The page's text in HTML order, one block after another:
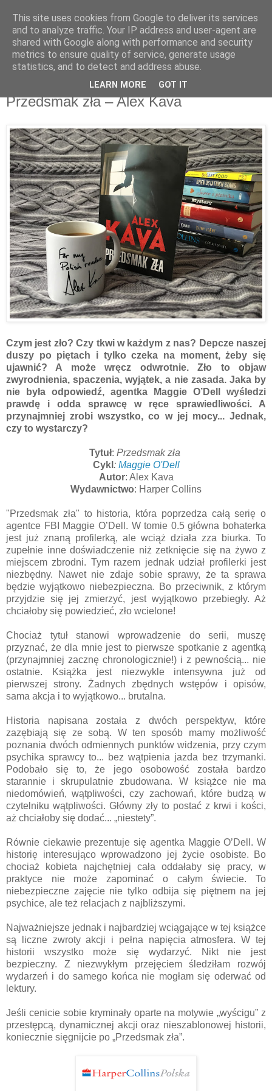
Recenzje na widelcu
Portal kulturalny - książki, recenzje, inspiracje, konkursy.
poniedziałek, 19 marca 2018
Przedsmak zła – Alex Kava
Czym jest zło? Czy tkwi w każdym z nas? Depcze naszej
duszy po piętach i tylko czeka na moment, żeby się
ujawnić? A może wręcz odwrotnie. Zło to objaw
zwyrodnienia, spaczenia, wyjątek, a nie zasada. Jaka by
nie była odpowiedź, agentka Maggie O’Dell wyśledzi
prawdę i odda sprawcę w ręce sprawiedliwości. A
przynajmniej zrobi wszystko, co w jej mocy... Jednak,
czy to wystarczy?
Tytuł: Przedsmak zła
Cykl : Maggie O'Dell
Autor: Alex Kava
Wydawnictwo: Harper Collins
"Przedsmak zła" to historia, która poprzedza całą serię o
agentce FBI Maggie O’Dell. W tomie 0.5 główna bohaterka
jest już znaną profilerką, ale wciąż działa zza biurka. To
zupełnie inne doświadczenie niż zetknięcie się na żywo z
miejscem zbrodni. Tym razem jednak udział profilerki jest
niezbędny. Nawet nie zdaje sobie sprawy, że ta sprawa
będzie wyjątkowo niebezpieczna. Bo przeciwnik, z którym
przyjdzie się jej zmierzyć, jest wyjątkowo przebiegły. Aż
chciałoby się powiedzieć, zło wcielone!
Chociaż tytuł stanowi wprowadzenie do serii, muszę
przyznać, że dla mnie jest to pierwsze spotkanie z agentką
(przynajmniej zacznę chronologicznie!) i z pewnością... nie
ostatnie. Książka jest niezwykle intensywna już od
pierwszej strony. Żadnych zbędnych wstępów i opisów,
sama akcja i to wyjątkowo... brutalna.
Historia napisana została z dwóch perspektyw, które
zazębiają się ze sobą. W ten sposób mamy możliwość
poznania dwóch odmiennych punktów widzenia, przy czym
psychika sprawcy to... bez wątpienia jazda bez trzymanki.
Podobało się to, że jego osobowość została bardzo
starannie i skrupulatnie zbudowana. W książce nie ma
niedomówień, wątpliwości, czy zachowań, które budzą w
czytelniku wątpliwości. Główny zły to postać z krwi i kości,
aż chciałoby się dodać... „niestety”.
Równie ciekawie prezentuje się agentka Maggie O’Dell. W
historię interesująco wprowadzono jej życie osobiste. Bo
chociaż kobieta najchętniej cała oddałaby się pracy, w
praktyce nie może zapominać o całym świecie. To
niebezpieczne zajęcie nie tylko odbija się piętnem na jej
psychice, ale też relacjach z najbliższymi.
Najważniejsze jednak i najbardziej wciągające w tej książce
są liczne zwroty akcji i pełna napięcia atmosfera. W tej
historii wszystko może się wydarzyć. Nikt nie jest
bezpieczny. Z niezwykłym przejęciem śledziłam rozwój
wydarzeń i do samego końca nie mogłam się oderwać od
lektury.
Jeśli cenicie sobie kryminały oparte na motywie „wyścigu” z
przestępcą, dynamicznej akcji oraz nieszablonowej historii,
koniecznie sięgnijcie po „Przedsmak zła”.
This site uses cookies from Google to deliver its services
and to analyze traffic. Your IP address and user-agent are
shared with Google along with performance and security
metrics to ensure quality of service, generate usage
statistics, and to detect and address abuse.
LEARN MORE GOT IT